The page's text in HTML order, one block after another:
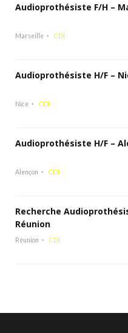
Audioprothésiste F/H –
Marseille CDI
Audioprothésiste H/F –
Nice CDI
Audioprothésiste H/F –
Alençon CDI
Recherche
Réunion
Réunion CDI